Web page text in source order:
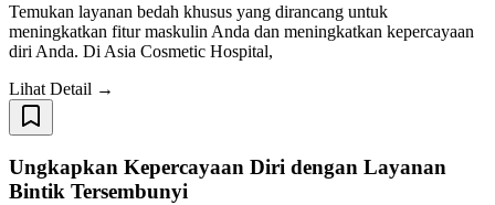
Temukan layanan bedah khusus yang dirancang untuk
meningkatkan fitur maskulin Anda dan meningkatkan kepercayaan
diri Anda. Di Asia Cosmetic Hospital,
Lihat Detail →
Ungkapkan Kepercayaan Diri dengan Layanan
Bintik Tersembunyi